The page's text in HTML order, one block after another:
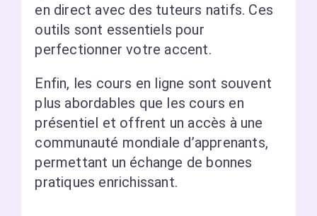
en direct avec des tuteurs natifs. Ces
outils sont essentiels pour
perfectionner votre accent.
Enfin, les cours en ligne sont souvent
plus abordables que les cours en
présentiel et offrent un accès à une
communauté mondiale d’apprenants,
permettant un échange de bonnes
pratiques enrichissant.